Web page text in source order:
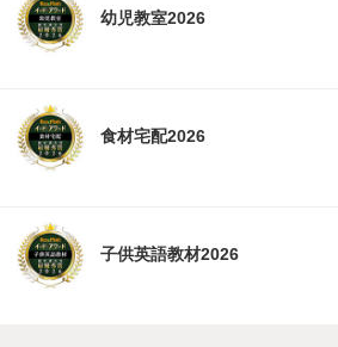
幼児教室2026
食材宅配2026
子供英語教材2026